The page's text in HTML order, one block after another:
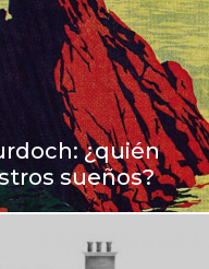
¿quién
sueños?